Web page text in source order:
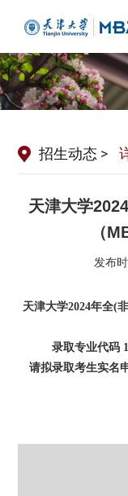
招生动态 >
天津大学
（
发布
天津大学2024年全(
录取专业代码
请拟录取考生实名